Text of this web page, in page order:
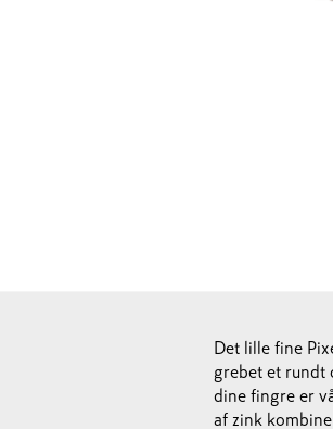
Det lille fine
grebet et rundt
dine fingre er
af zink